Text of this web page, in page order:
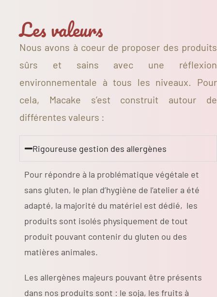
Les valeurs
Nous avons à coeur de proposer des produits
sûrs et sains avec une réflexion
environnementale à tous les niveaux. Pour
cela, Macake s’est construit autour de
différentes valeurs :
Rigoureuse gestion des allergènes
Pour répondre à la problématique végétale et
sans gluten, le plan d’hygiène de l’atelier a été
adapté, la majorité du matériel est dédié, les
produits sont isolés physiquement de tout
produit pouvant contenir du gluten ou des
matières animales.
Les allergènes majeurs pouvant être présents
dans nos produits sont : le soja, les fruits à